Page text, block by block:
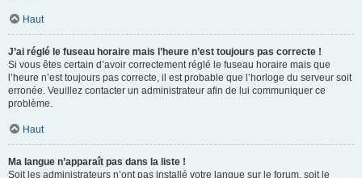
Haut
J’ai réglé le fuseau horaire mais l’heure n’est toujours pas correcte !
Si vous êtes certain d’avoir correctement réglé le fuseau horaire mais que
l’heure n’est toujours pas correcte, il est probable que l’horloge du serveur soit
erronée. Veuillez contacter un administrateur afin de lui communiquer ce
problème.
Haut
Ma langue n’apparaît pas dans la liste !
Soit les administrateurs n’ont pas installé votre langue sur le forum, soit le